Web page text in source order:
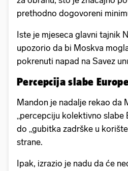
prethodno dogovoreni
Iste je mjeseca glavni tajnik
upozorio da bi Moskva
pokrenuti napad na Savez
Percepcija slabe
Mandon je nadalje rekao da
„percepciju kolektivno slabe
do „gubitka zadrške u
strane.
Ipak, izrazio je nadu da će